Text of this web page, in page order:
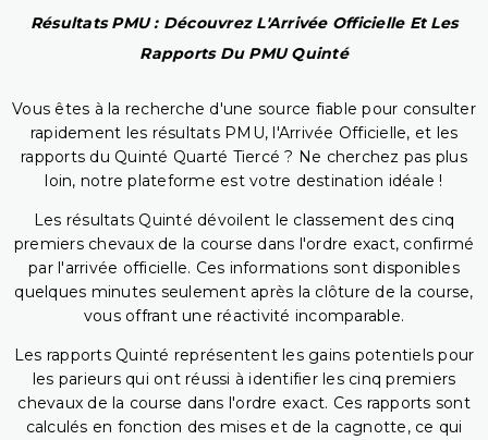
Résultats PMU : Découvrez L'Arrivée Officielle Et Les
Rapports Du PMU Quinté
Vous êtes à la recherche d'une source fiable pour consulter
rapidement les résultats PMU, l'Arrivée Officielle, et les
rapports du Quinté Quarté Tiercé ? Ne cherchez pas plus
loin, notre plateforme est votre destination idéale !
Les résultats Quinté dévoilent le classement des cinq
premiers chevaux de la course dans l'ordre exact, confirmé
par l'arrivée officielle. Ces informations sont disponibles
quelques minutes seulement après la clôture de la course,
vous offrant une réactivité incomparable.
Les rapports Quinté représentent les gains potentiels pour
les parieurs qui ont réussi à identifier les cinq premiers
chevaux de la course dans l'ordre exact. Ces rapports sont
calculés en fonction des mises et de la cagnotte, ce qui